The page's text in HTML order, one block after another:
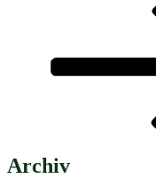
Archiv